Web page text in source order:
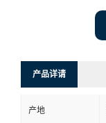
产品详请
产地